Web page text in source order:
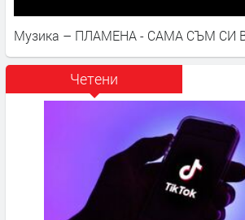
Музика – ПЛАМЕНА - САМА СЪМ СИ
Четени